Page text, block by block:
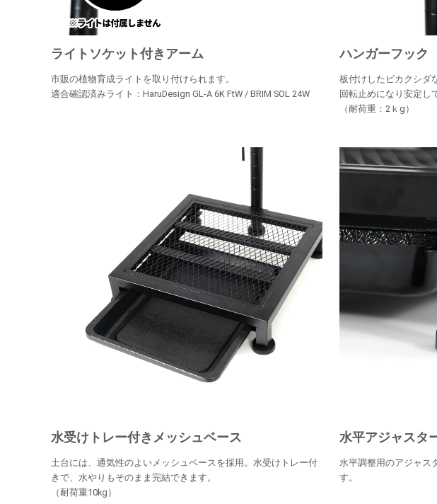
ライトソケット付きアーム
市販の植物育成ライトを取り付けられます。
適合確認済みライト：HaruDesign GL-A 6K FtW / BRIM SOL 24W
ハンガーフック
板付けしたビカクシダ
回転止めになり安定し
（耐荷重：2ｋg）
水受けトレー付きメッシュベース
土台には、通気性のよいメッシュベースを採用。水受けトレー付
きで、水やりもそのまま完結できます。
（耐荷重10kg）
水平アジャスタ
水平調整用のアジャス
す。